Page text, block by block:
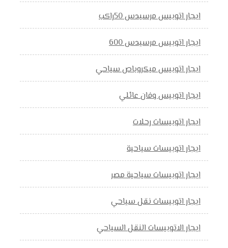
ايجار اتوبيس مرسيدس 50راكب
ايجار اتوبيس مرسيدس 600
ايجار اتوبيس ميكروباص سياحي
ايجار اتوبيس وفان عائلي
ايجار اتوبيسات رحلات
ايجار اتوبيسات سياحية
ايجار اتوبيسات سياحية مصر
ايجار اتوبيسات نقل سياحي
ايجار الاتوبيسات النقل السياحي